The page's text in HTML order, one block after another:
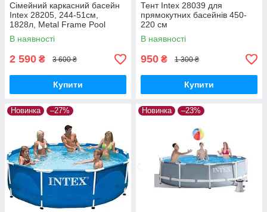
Сімейний каркасний басейн
Intex 28205, 244-51см,
1828л, Metal Frame Pool
В наявності
2 590 ₴ 3 600 ₴
Купити
Тент Intex 28039 для
прямокутних басейнів 450-
220 см
В наявності
950 ₴ 1 300 ₴
Купити
Новинка –27% Новинка –23%